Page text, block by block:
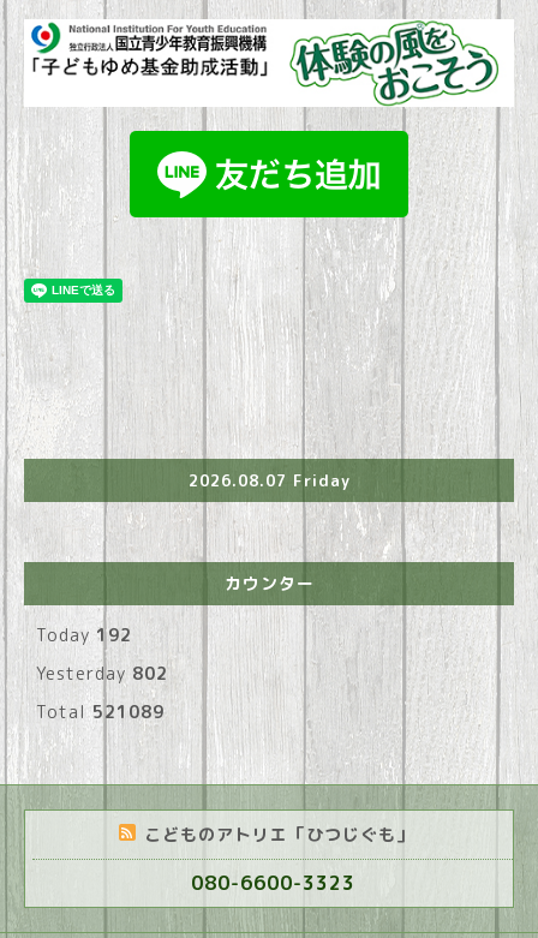
2026.08.07 Friday
カウンター
Today 192
Yesterday 802
Total521089
こどものアトリエ「ひつじぐも」
080-6600-3323